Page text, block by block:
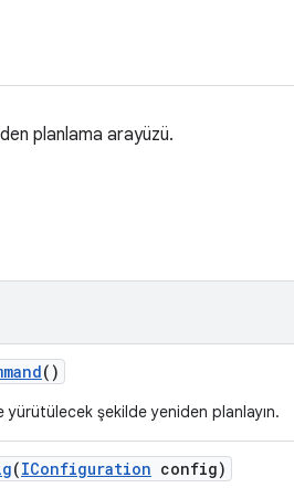
planlama arayüzü.
()
şekilde yeniden planlayın.
(IConfiguration config)